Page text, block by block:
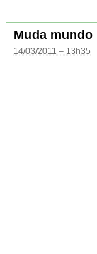
Muda mundo
14/03/2011 – 13h35